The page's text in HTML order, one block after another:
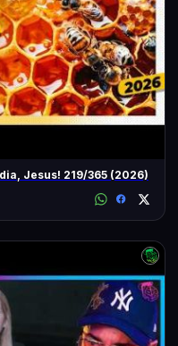
dia, Jesus! 219/365 (2026)